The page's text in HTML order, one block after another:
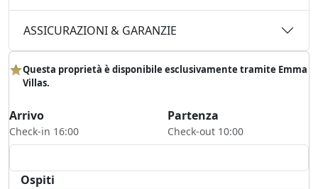
ASSICURAZIONI & GARANZIE
Questa proprietà è disponibile esclusivamente tramite Emma
Villas.
Arrivo
Check-in 16:00
Partenza
Check-out 10:00
Ospiti